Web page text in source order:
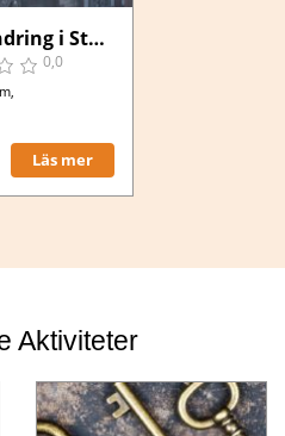
Spökvandring i Stockholm
0,0
Läs mer
Aktiviteter